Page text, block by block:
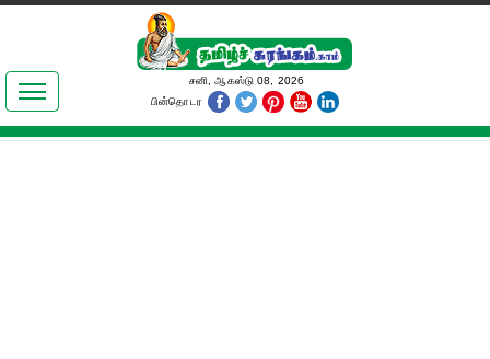
இலக்கியங்கள்
தமிழ் உலகம்
சனி, ஆகஸ்டு 08, 2026
பின்தொடர